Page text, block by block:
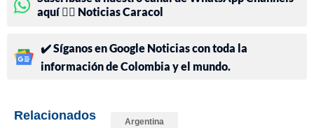
aquí 👉🏻 Noticias Caracol
✔️ Síganos en Google Noticias con toda la
información de Colombia y el mundo.
Relacionados Argentina